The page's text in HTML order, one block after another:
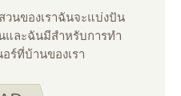
นของเราฉันจะแบ่งปัน
ละฉันมีสําหรับการทํา
ร์ที่บ้านของเรา